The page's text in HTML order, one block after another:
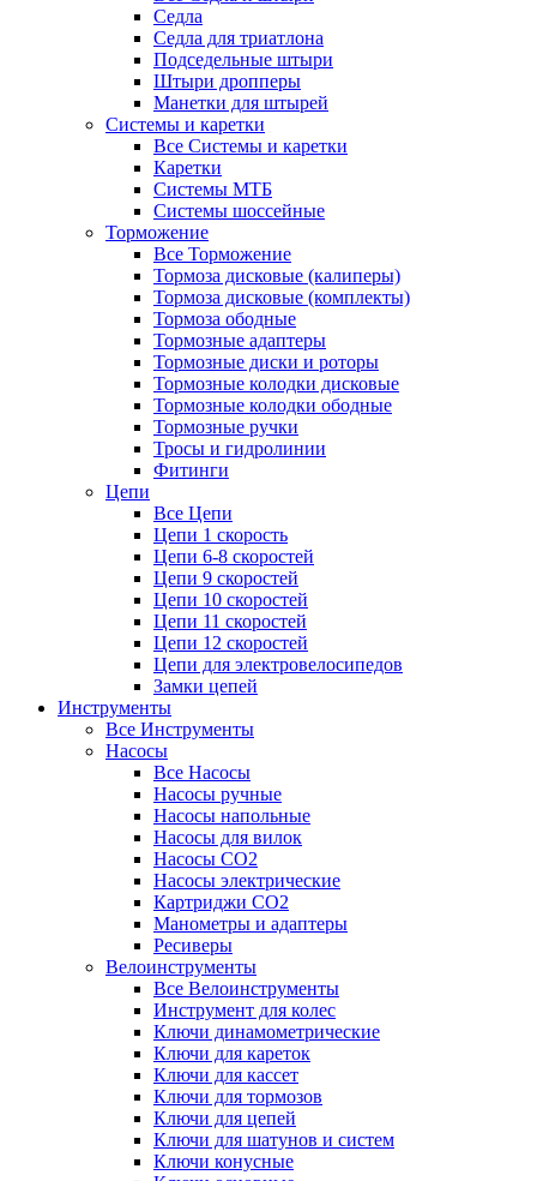
Седла
Седла для триатлона
Подседельные штыри
Штыри дропперы
Манетки для штырей
Системы и каретки
Все Системы и каретки
Каретки
Системы МТБ
Системы шоссейные
Торможение
Все Торможение
Тормоза дисковые (калиперы)
Тормоза дисковые (комплекты)
Тормоза ободные
Тормозные адаптеры
Тормозные диски и роторы
Тормозные колодки дисковые
Тормозные колодки ободные
Тормозные ручки
Тросы и гидролинии
Фитинги
Цепи
Все Цепи
Цепи 1 скорость
Цепи 6-8 скоростей
Цепи 9 скоростей
Цепи 10 скоростей
Цепи 11 скоростей
Цепи 12 скоростей
Цепи для электровелосипедов
Замки цепей
Инструменты
Все Инструменты
Насосы
Все Насосы
Насосы ручные
Насосы напольные
Насосы для вилок
Насосы CO2
Насосы электрические
Картриджи CO2
Манометры и адаптеры
Ресиверы
Велоинструменты
Все Велоинструменты
Инструмент для колес
Ключи динамометрические
Ключи для кареток
Ключи для кассет
Ключи для тормозов
Ключи для цепей
Ключи для шатунов и систем
Ключи конусные